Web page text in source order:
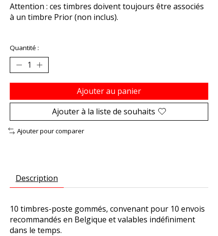
Attention : ces timbres doivent toujours être associés
à un timbre Prior (non inclus).
Quantité :
Ajouter au panier
Ajouter à la liste de souhaits
Ajouter pour comparer
Description
10 timbres-poste gommés, convenant pour 10 envois
recommandés en Belgique et valables indéfiniment
dans le temps.